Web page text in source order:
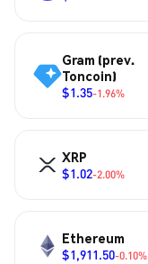
Gram (prev.
Toncoin)
$1.35-1.96%
XRP
$1.02-2.00%
Ethereum
$1,911.50-0.10%